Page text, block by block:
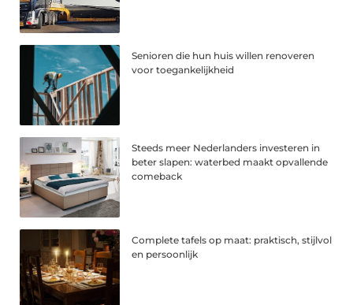
Senioren die hun huis willen renoveren
voor toegankelijkheid
Steeds meer Nederlanders investeren in
beter slapen: waterbed maakt opvallende
comeback
Complete tafels op maat: praktisch, stijlvol
en persoonlijk